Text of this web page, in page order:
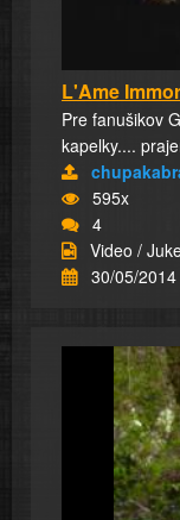
Pre fanušikov
kapelky....
595x
4
Video /
30/05/2014